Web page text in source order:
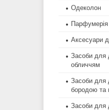
Одеколон
Парфумерія
Аксесуари
Засоби для
обличчям
Засоби для
бородою та
Засоби для